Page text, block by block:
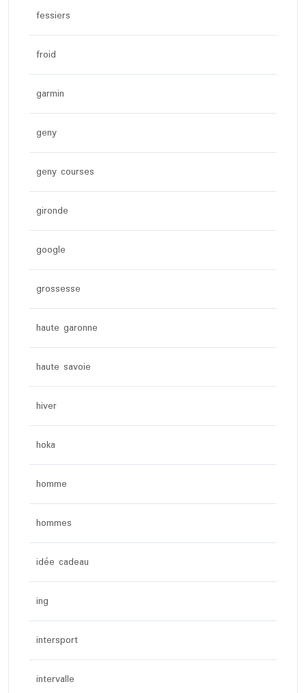
fessiers
froid
garmin
geny
geny courses
gironde
google
grossesse
haute garonne
haute savoie
hiver
hoka
homme
hommes
idée cadeau
ing
intersport
intervalle